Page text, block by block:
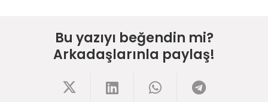
Bu yazıyı beğendin mi?
Arkadaşlarınla paylaş!